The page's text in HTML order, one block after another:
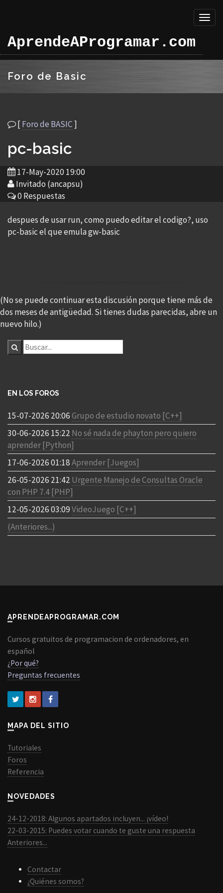
AprendeAProgramar.com
Foro de Basic
[Foro de BASIC]
pc-basic
17-May-2020 19:00
Invitado (ancapsu)
0 Respuestas
despues de usar run, como puedo editar el codigo?, uso
pc-basic el que emula gw-basic
(No se puede continuar esta discusión porque tiene más de
dos meses de antigüedad. Si tienes dudas parecidas, abre un
nuevo hilo.)
EN LOS FOROS
15-07-2026 20:06Grupo de estudio novato [C++]
30-06-2026 15:22 No sé nada de phayton pero quiero
aprender [Python]
17-06-2026 01:18Aprender [Juegos]
26-05-2026 21:42 Urgente Manejo de Consultas Oracle
con PHP 7.4 [PHP]
12-05-2026 03:09VideoJuego [C++]
(Anteriores...)
APRENDEAPROGRAMAR.COM
Cursos gratuitos de programacion de ordenadores, en
español
¿Por qué?
Preguntas frecuentes
MAPA DEL SITIO
Tutoriales
Foros
Referencia
NOVEDADES
24-12-2018: Algunos apartados incluyen... ¡vídeo!
22-03-2015: Puedes votar cuando te guste una respuesta
Anteriores...
Contactar
¿Quiénes somos?